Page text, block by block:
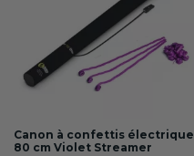
Canon à confettis électrique
80 cm Violet Streamer